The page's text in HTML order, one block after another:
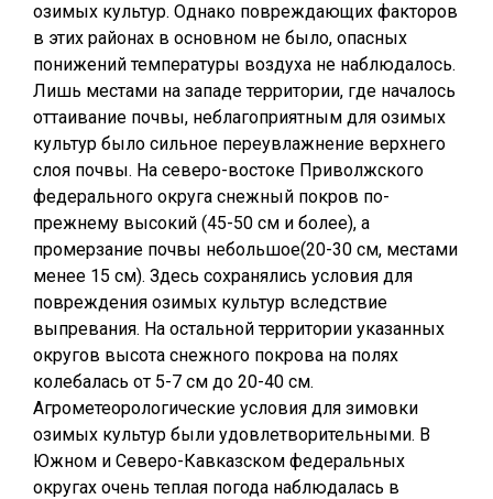
озимых культур. Однако повреждающих факторов
в этих районах в основном не было, опасных
понижений температуры воздуха не наблюдалось.
Лишь местами на западе территории, где началось
оттаивание почвы, неблагоприятным для озимых
культур было сильное переувлажнение верхнего
слоя почвы. На северо-востоке Приволжского
федерального округа снежный покров по-
прежнему высокий (45-50 см и более), а
промерзание почвы небольшое(20-30 см, местами
менее 15 см). Здесь сохранялись условия для
повреждения озимых культур вследствие
выпревания. На остальной территории указанных
округов высота снежного покрова на полях
колебалась от 5-7 см до 20-40 см.
Агрометеорологические условия для зимовки
озимых культур были удовлетворительными. В
Южном и Северо-Кавказском федеральных
округах очень теплая погода наблюдалась в